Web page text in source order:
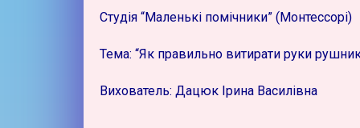
Студія “Маленькі помічники” (Монтессорі)
Тема: “Як правильно витирати руки
Вихователь: Дацюк Ірина Василівна